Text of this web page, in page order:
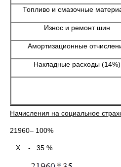
Топливо и смазочные
Износ и ремонт шин
Амортизационные
Накладные расходы (14%)
Начисления на социальное
21960– 100%
Х - 35 %